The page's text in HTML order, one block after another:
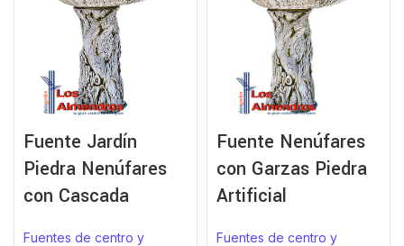
Fuente Jardín
Piedra Nenúfares
con Cascada
Fuentes de centro y
Fuente Nenúfares
con Garzas Piedra
Artificial
Fuentes de centro y